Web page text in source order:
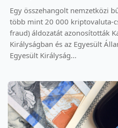
Egy összehangolt nemzetközi
több mint 20 000 kriptovaluta-
fraud) áldozatát azonosították
Királyságban és az Egyesült
Egyesült Királyság...